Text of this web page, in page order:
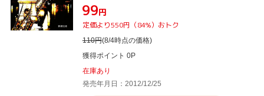
¥99円
定価より550円（84%）おトク
110円(8/4時点の価格)
獲得ポイント 0P
在庫あり
発売年月日：2012/12/25